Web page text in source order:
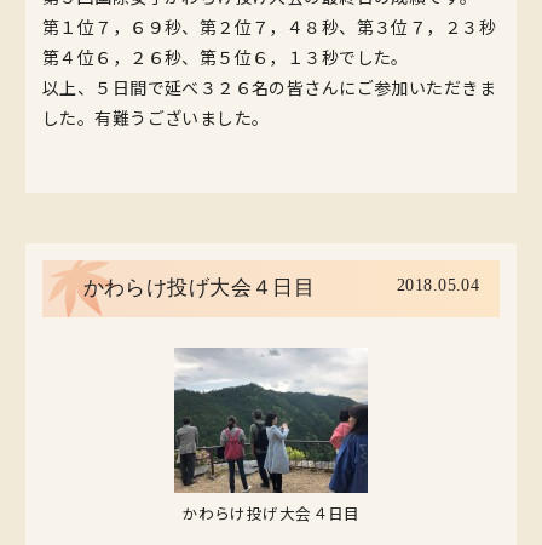
第１位７，６９秒、第２位７，４８秒、第３位７，２３秒
第４位６，２６秒、第５位６，１３秒でした。
以上、５日間で延べ３２６名の皆さんにご参加いただきま
した。有難うございました。
かわらけ投げ大会４日目 2018.05.04
かわらけ投げ大会４日目